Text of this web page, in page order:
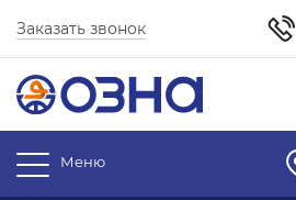
Заказать звонок
Меню